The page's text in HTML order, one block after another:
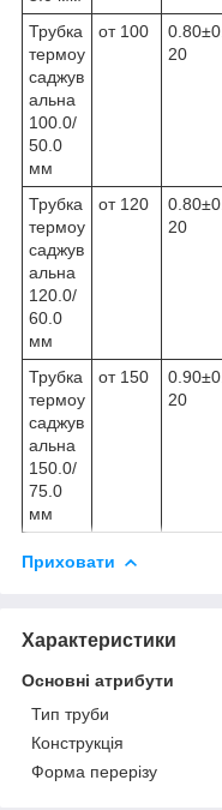
Трубка
термоу
саджув
альна
100.0/
50.0
мм
от 100
0.80±0.
20
Трубка
термоу
саджув
альна
120.0/
60.0
мм
от 120
0.80±0.
20
Трубка
термоу
саджув
альна
150.0/
75.0
мм
от 150
0.90±0.
20
Приховати
Характеристики
Основні атрибути
Тип труби
Конструкція
Форма перерізу